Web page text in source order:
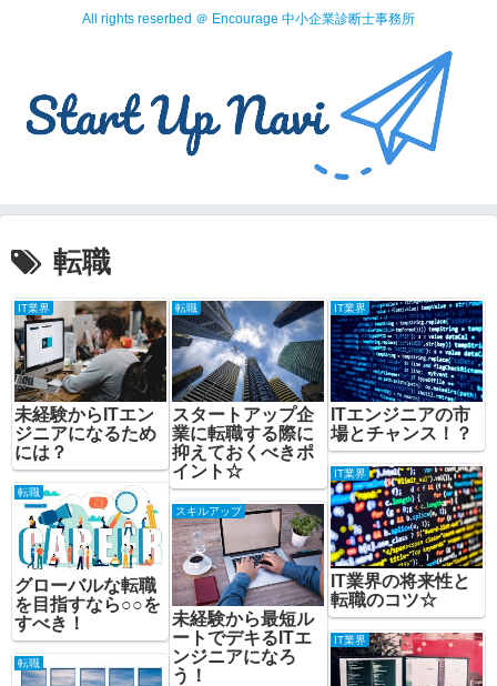
All rights reserbed ＠ Encourage 中小企業診断士事務所
転職
IT業界
未経験からITエン
ジニアになるため
には？
転職
スタートアップ企
業に転職する際に
抑えておくべきポ
イント☆
IT業界
ITエンジニアの市
場とチャンス！？
IT業界
IT業界の将来性と
転職のコツ☆
転職
グローバルな転職
を目指すなら○○を
すべき！
スキルアップ
未経験から最短ル
ートでデキるITエ
ンジニアになろ
う！
IT業界
転職